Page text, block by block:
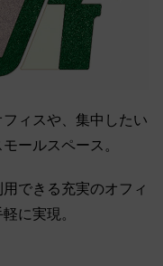
ィスや、集中したい
ールスペース。
できる充実のオフィ
に実現。